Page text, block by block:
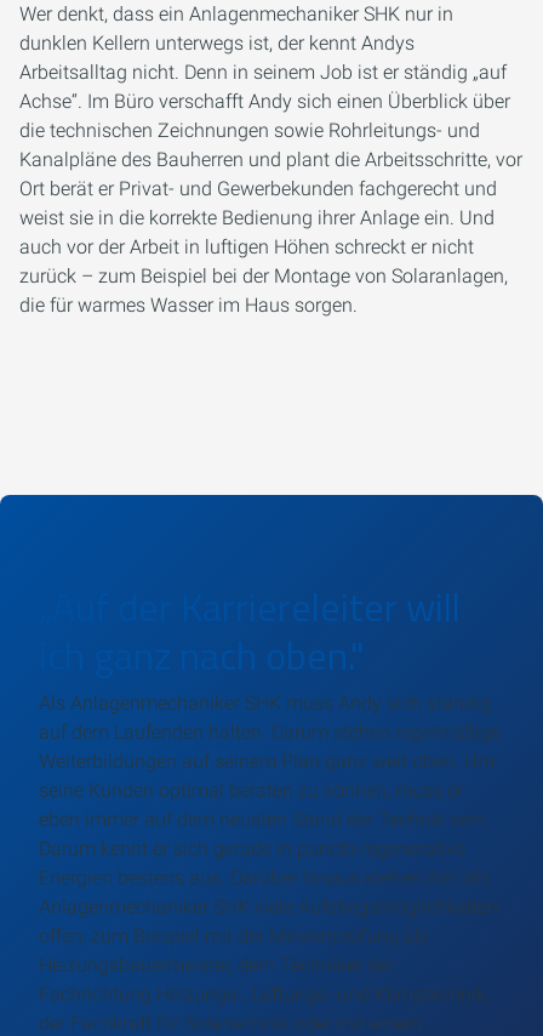
Wer denkt, dass ein Anlagenmechaniker SHK nur in
dunklen Kellern unterwegs ist, der kennt Andys
Arbeitsalltag nicht. Denn in seinem Job ist er ständig „auf
Achse“. Im Büro verschafft Andy sich einen Überblick über
die technischen Zeichnungen sowie Rohrleitungs- und
Kanalpläne des Bauherren und plant die Arbeitsschritte, vor
Ort berät er Privat- und Gewerbekunden fachgerecht und
weist sie in die korrekte Bedienung ihrer Anlage ein. Und
auch vor der Arbeit in luftigen Höhen schreckt er nicht
zurück – zum Beispiel bei der Montage von Solaranlagen,
die für warmes Wasser im Haus sorgen.
„Auf der Karriereleiter will
ich ganz nach oben."
Als Anlagenmechaniker SHK muss Andy sich ständig
auf dem Laufenden halten. Darum stehen regelmäßige
Weiterbildungen auf seinem Plan ganz weit oben. Um
seine Kunden optimal beraten zu können, muss er
eben immer auf dem neusten Stand der Technik sein.
Darum kennt er sich gerade in puncto regenerative
Energien bestens aus. Darüber hinaus stehen ihm als
Anlagenmechaniker SHK viele Aufstiegsmöglichkeiten
offen: zum Beispiel mit der Meisterprüfung als
Heizungsbauermeister, dem Techniker der
Fachrichtung Heizungs-, Lüftungs- und Klimatechnik,
der Fachkraft für Solartechnik oder mit einem